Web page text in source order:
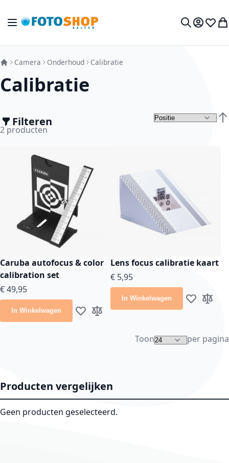
Toggle Nav
Mijn
Camera Onderhoud Calibratie
Calibratie
Filteren
2 producten
Caruba autofocus & color
calibration set
€ 49,95
In Winkelwagen Voeg toe aan verlanglijst
Toevoegen om te vergelijken
Lens focus calibratie kaart
€ 5,95
In Winkelwagen Voeg toe
Toon per pagina
Producten vergelijken
Geen producten geselecteerd.